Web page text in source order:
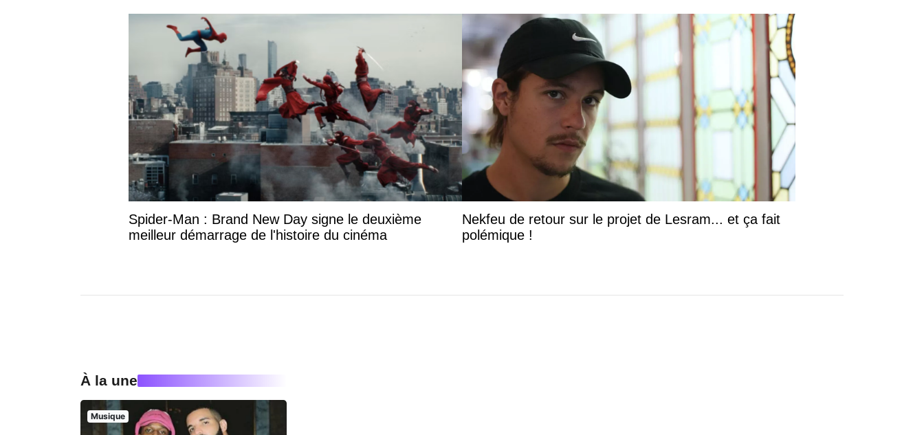
Spider-Man : Brand New Day signe le deuxième
meilleur démarrage de l'histoire du cinéma
Nekfeu de retour sur le projet de Lesram... et ça fait
polémique !
À la une
Musique